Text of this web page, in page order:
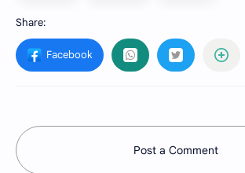
Post a Comment